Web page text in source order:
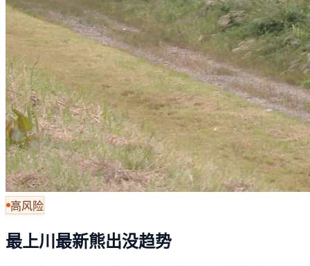
高风险
最上川最新熊出没趋势